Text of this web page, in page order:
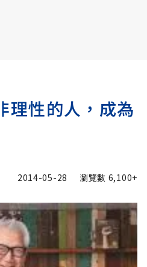
理性的人，成為
2014-05-28 瀏覽數 6,100+